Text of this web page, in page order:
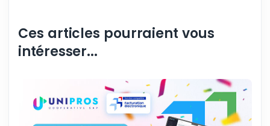
Ces articles pourraient vous
intéresser...